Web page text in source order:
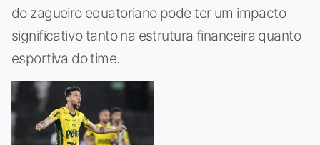
do zagueiro equatoriano pode ter um impacto
significativo tanto na estrutura financeira quanto
esportiva do time.